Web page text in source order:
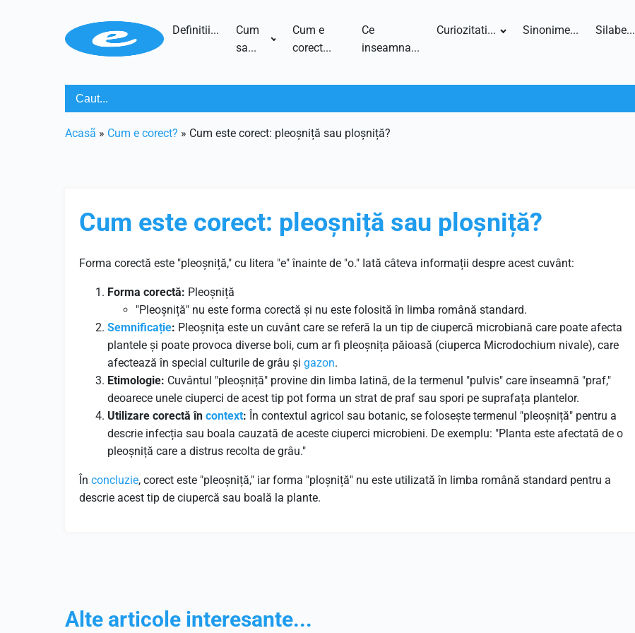
Definitii...
Cum
sa...
Cum e
corect...
Ce
inseamna...
Curiozitati... Sinonime... Silabe...
Acasã » Cum e corect? » Cum este corect: pleoșniță sau ploșniță?
Cum este corect: pleoșniță sau ploșniță?
Forma corectă este "pleoșniță," cu litera "e" înainte de "o." Iată câteva informații despre acest cuvânt:
Forma corectă: Pleoșniță
"Pleoșniță" nu este forma corectă și nu este folosită în limba română standard.
Semnificație: Pleoșnița este un cuvânt care se referă la un tip de ciupercă microbiană care poate afecta
plantele și poate provoca diverse boli, cum ar fi pleoșnița păioasă (ciuperca Microdochium nivale), care
afectează în special culturile de grâu și gazon.
Etimologie: Cuvântul "pleoșniță" provine din limba latină, de la termenul "pulvis" care înseamnă "praf,"
deoarece unele ciuperci de acest tip pot forma un strat de praf sau spori pe suprafața plantelor.
Utilizare corectă în context: În contextul agricol sau botanic, se folosește termenul "pleoșniță" pentru a
descrie infecția sau boala cauzată de aceste ciuperci microbieni. De exemplu: "Planta este afectată de o
pleoșniță care a distrus recolta de grâu."
În concluzie, corect este "pleoșniță," iar forma "ploșniță" nu este utilizată în limba română standard pentru a
descrie acest tip de ciupercă sau boală la plante.
Alte articole interesante...